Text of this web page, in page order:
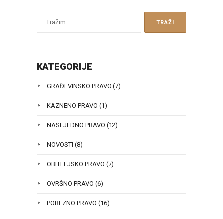
KATEGORIJE
GRAĐEVINSKO PRAVO (7)
KAZNENO PRAVO (1)
NASLJEDNO PRAVO (12)
NOVOSTI (8)
OBITELJSKO PRAVO (7)
OVRŠNO PRAVO (6)
POREZNO PRAVO (16)